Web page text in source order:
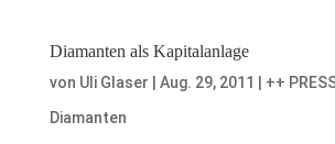
Diamanten als Kapitalanlage
von Uli Glaser Aug. 29, 2011 ++
Diamanten